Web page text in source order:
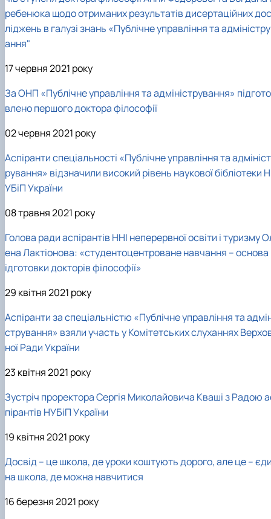
ребенюка щодо отриманих результатів дисертаційних дос
ліджень в галузі знань «Публічне управління та
ання"
17 червня 2021 року
За ОНП «Публічне управління та адміністрування» підгото
влено першого доктора філософії
02 червня 2021 року
Аспіранти спеціальності «Публічне управління та адмініст
рування» відзначили високий рівень наукової бібліотеки Н
УБіП України
08 травня 2021 року
Голова ради аспірантів ННІ неперервної освіти і туризму
ена Лактіонова: «студентоцентроване навчання – основа
ідготовки докторів філософії»
29 квітня 2021 року
Аспіранти за спеціальністю «Публічне управління та
стрування» взяли участь у Комітетських слуханнях
ної Ради України
23 квітня 2021 року
Зустріч проректора Сергія Миколайовича Кваші з Радою
пірантів НУБіП України
19 квітня 2021 року
Досвід – це школа, де уроки коштують дорого, але це –
на школа, де можна навчитися
16 березня 2021 року